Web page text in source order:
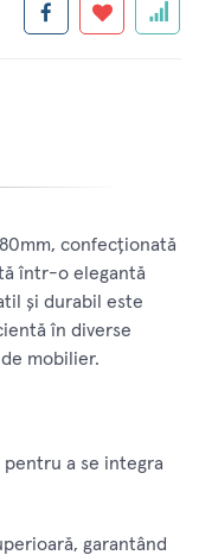
confecționată
într-o elegantă
și durabil este
în diverse
mobilier.
a se integra
garantând